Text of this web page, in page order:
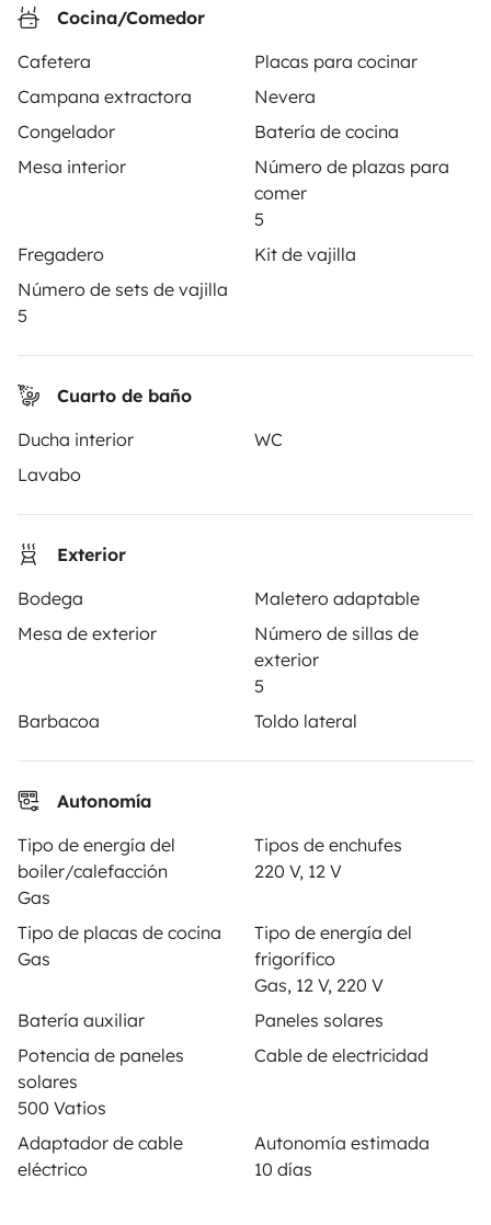
Cocina/Comedor
Cafetera
Placas para cocinar
Campana extractora
Nevera
Congelador
Batería de cocina
Mesa interior
Número de plazas para
comer
5
Fregadero
Kit de vajilla
Número de sets de vajilla
5
Cuarto de baño
Ducha interior
WC
Lavabo
Exterior
Bodega
Maletero adaptable
Mesa de exterior
Número de sillas de
exterior
5
Barbacoa
Toldo lateral
Autonomía
Tipo de energía del
boiler/calefacción
Gas
Tipos de enchufes
220 V, 12 V
Tipo de placas de cocina
Gas
Tipo de energía del
frigorífico
Gas, 12 V, 220 V
Batería auxiliar
Paneles solares
Potencia de paneles
solares
500 Vatios
Cable de electricidad
Adaptador de cable
eléctrico
Autonomía estimada
10 días
Shops
Instagram
X Facebook
¿Cómo funciona?
Alquilar una autocaravana
Las opiniones de nuestros usuarios
Ayuda viajero
Anunciar un vehículo
Contrato de alquiler
Asistencias de alquiler
Ayuda propietario
Medios de pago seguros
Disponible en
Google Play
Blog
Confidencialidad
Cookies